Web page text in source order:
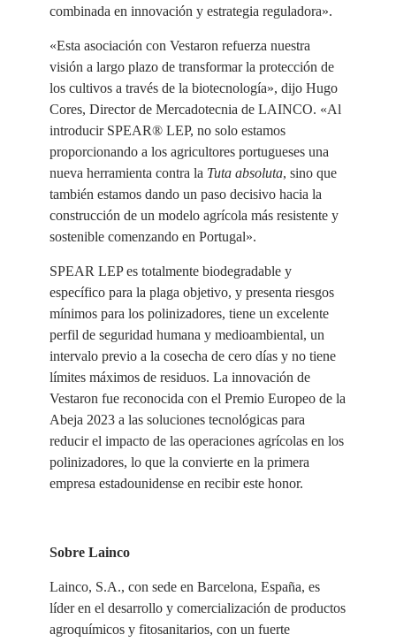
combinada en innovación y estrategia reguladora».
«Esta asociación con Vestaron refuerza nuestra
visión a largo plazo de transformar la protección de
los cultivos a través de la biotecnología», dijo Hugo
Cores, Director de Mercadotecnia de LAINCO. «Al
introducir SPEAR® LEP, no solo estamos
proporcionando a los agricultores portugueses una
nueva herramienta contra la Tuta absoluta, sino que
también estamos dando un paso decisivo hacia la
construcción de un modelo agrícola más resistente y
sostenible comenzando en Portugal».
SPEAR LEP es totalmente biodegradable y
específico para la plaga objetivo, y presenta riesgos
mínimos para los polinizadores, tiene un excelente
perfil de seguridad humana y medioambiental, un
intervalo previo a la cosecha de cero días y no tiene
límites máximos de residuos. La innovación de
Vestaron fue reconocida con el Premio Europeo de la
Abeja 2023 a las soluciones tecnológicas para
reducir el impacto de las operaciones agrícolas en los
polinizadores, lo que la convierte en la primera
empresa estadounidense en recibir este honor.
Sobre Lainco
Lainco, S.A., con sede en Barcelona, España, es
líder en el desarrollo y comercialización de productos
agroquímicos y fitosanitarios, con un fuerte